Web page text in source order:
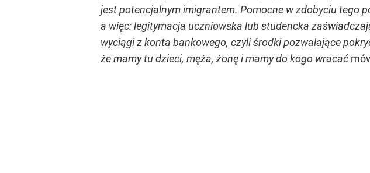
jest potencjalnym imigrantem. Pomocne w zdobyciu tego
a więc: legitymacja uczniowska lub studencka
wyciągi z konta bankowego, czyli środki pozwalające
że mamy tu dzieci, męża, żonę i mamy do kogo wracać